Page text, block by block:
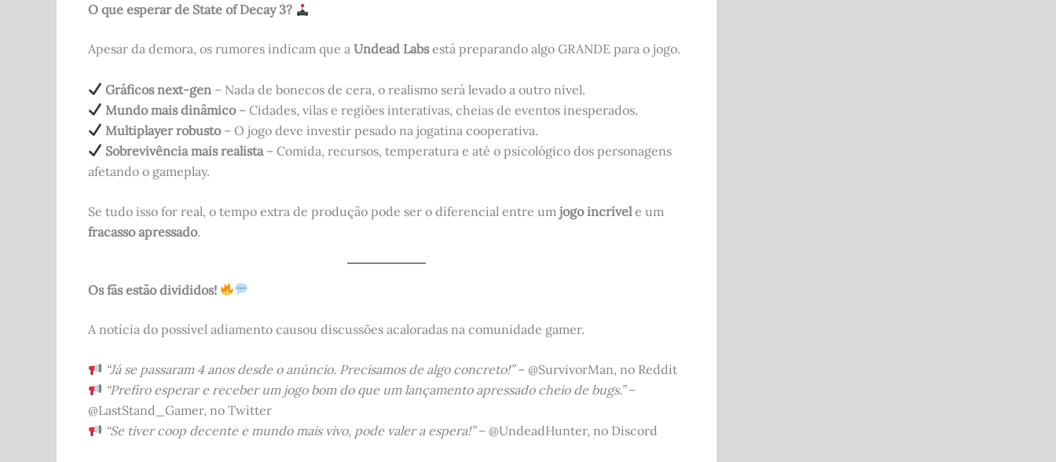
O que esperar de State of Decay 3?
Apesar da demora, os rumores indicam que a Undead Labsestá preparando algo GRANDE para o jogo.
Gráficos next-gen – Nada de bonecos de cera, o realismo será levado a outro nível.
Mundo mais dinâmico– Cidades, vilas e regiões interativas, cheias de eventos inesperados.
Multiplayer robusto– O jogo deve investir pesado na jogatina cooperativa.
Sobrevivência mais realista – Comida, recursos, temperatura e até o psicológico dos personagens
afetando o gameplay.
Se tudo isso for real, o tempo extra de produção pode ser o diferencial entre um jogo incrívele um
fracasso apressado.
Os fãs estão divididos!
A notícia do possível adiamento causou discussões acaloradas na comunidade gamer.
“Já se passaram 4 anos desde o anúncio. Precisamos de algo concreto!”– @SurvivorMan, no Reddit
“Prefiro esperar e receber um jogo bom do que um lançamento apressado cheio de bugs.”–
@LastStand_Gamer, no Twitter
“Se tiver coop decente e mundo mais vivo, pode valer a espera!”– @UndeadHunter, no Discord